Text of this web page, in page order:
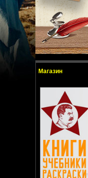
Магазин